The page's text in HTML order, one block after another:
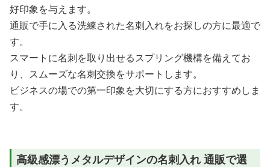
好印象を与えます。
通販で手に入る洗練された名刺入れをお探しの方に最適で
す。
スマートに名刺を取り出せるスプリング機構を備えてお
り、スムーズな名刺交換をサポートします。
ビジネスの場での第一印象を大切にする方におすすめしま
す。
高級感漂うメタルデザインの名刺入れ 通販で選